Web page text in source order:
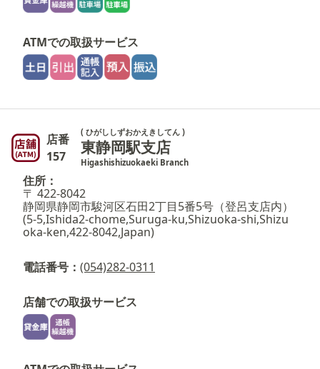
ATMでの取扱サービス
店番
157
( ひがししずおかえきしてん )
東静岡駅支店
Higashishizuokaeki Branch
住所：
〒 422-8042
静岡県静岡市駿河区石田2丁目5番5号（登呂支店内）
(5-5,Ishida2-chome,Suruga-ku,Shizuoka-shi,Shizu
oka-ken,422-8042,Japan)
電話番号： (054)282-0311
店舗での取扱サービス